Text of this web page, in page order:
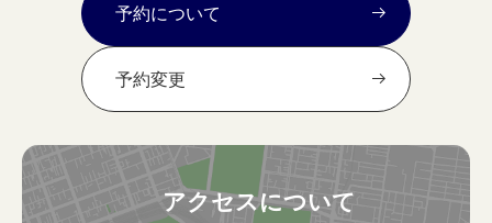
予約について
予約変更
アクセスについて